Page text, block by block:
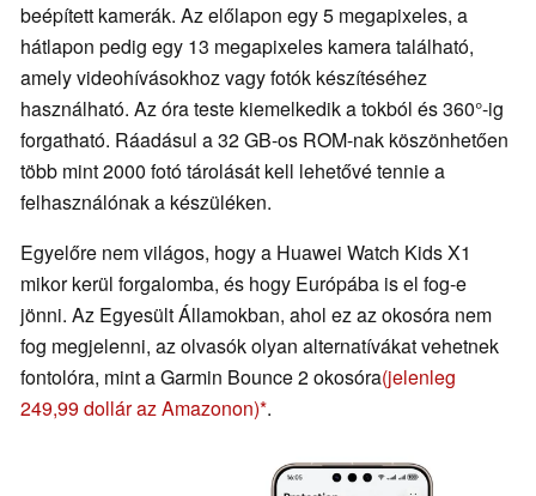
beépített kamerák. Az előlapon egy 5 megapixeles, a
hátlapon pedig egy 13 megapixeles kamera található,
amely videohívásokhoz vagy fotók készítéséhez
használható. Az óra teste kiemelkedik a tokból és 360°-ig
forgatható. Ráadásul a 32 GB-os ROM-nak köszönhetően
több mint 2000 fotó tárolását kell lehetővé tennie a
felhasználónak a készüléken.
Egyelőre nem világos, hogy a Huawei Watch Kids X1
mikor kerül forgalomba, és hogy Európába is el fog-e
jönni. Az Egyesült Államokban, ahol ez az okosóra nem
fog megjelenni, az olvasók olyan alternatívákat vehetnek
fontolóra, mint a Garmin Bounce 2 okosóra(jelenleg
249,99 dollár az Amazonon) .